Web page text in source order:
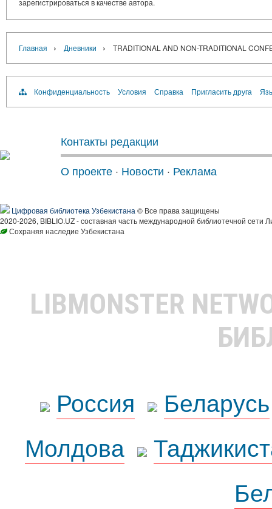
зарегистрироваться в качестве автора.
Главная › Дневники › TRADITIONAL AND NON-TRADITIONAL
Конфиденциальность Условия Справка Пригласить друга
Контакты редакции
О проекте · Новости · Реклама
Цифровая библиотека Узбекистана © Все права защищены
2020-2026, BIBLIO.UZ - составная часть международной библиотечной сети
Сохраняя наследие Узбекистана
LIBMONSTER
Россия
Беларусь
Молдова